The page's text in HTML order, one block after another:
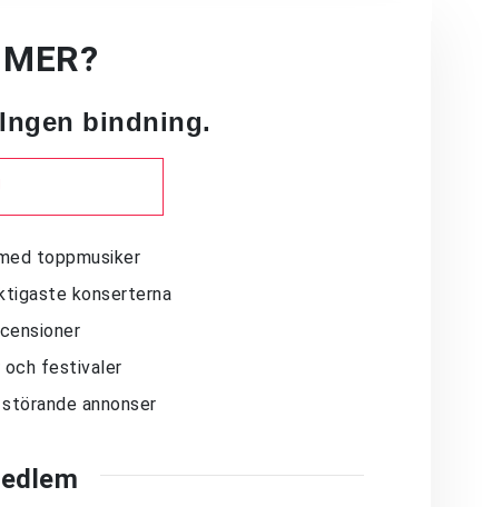
bindning.
toppmusiker
konserterna
festivaler
annonser